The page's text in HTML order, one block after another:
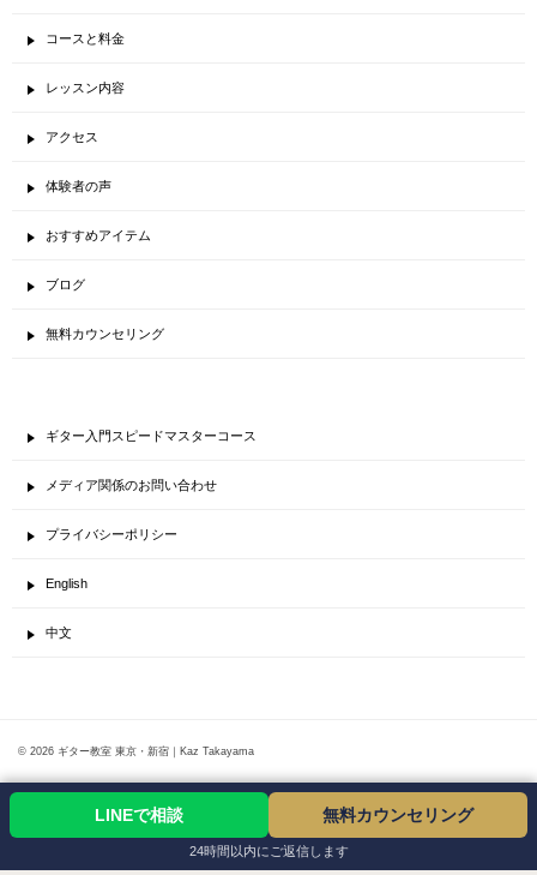
コースと料金
レッスン内容
アクセス
体験者の声
おすすめアイテム
ブログ
無料カウンセリング
ギター入門スピードマスターコース
メディア関係のお問い合わせ
プライバシーポリシー
English
中文
© 2026 ギター教室 東京・新宿｜Kaz Takayama
LINEで相談 無料カウンセリング
24時間以内にご返信します